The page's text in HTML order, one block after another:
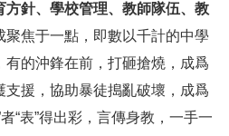
針、學校管理、教師隊伍、教
聚焦于一點，即數以千計的中學
的沖鋒在前，打砸搶燒，成爲
援，協助暴徒搗亂破壞，成爲
“表”得出彩，言傳身教，一手一